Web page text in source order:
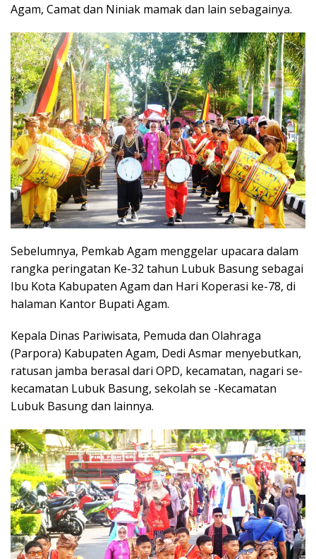
Agam, Camat dan Niniak mamak dan lain sebagainya.
Sebelumnya, Pemkab Agam menggelar upacara dalam
rangka peringatan Ke-32 tahun Lubuk Basung sebagai
Ibu Kota Kabupaten Agam dan Hari Koperasi ke-78, di
halaman Kantor Bupati Agam.
Kepala Dinas Pariwisata, Pemuda dan Olahraga
(Parpora) Kabupaten Agam, Dedi Asmar menyebutkan,
ratusan jamba berasal dari OPD, kecamatan, nagari se-
kecamatan Lubuk Basung, sekolah se -Kecamatan
Lubuk Basung dan lainnya.